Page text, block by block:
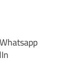
Whatsapp